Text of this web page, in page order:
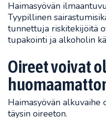
Haimasyövän
Tyypillinen
tunnettuja riskitekijöitä
tupakointi ja alkoholin
Oireet voivat
Haimasyövän alkuvaihe
täysin oireeton.